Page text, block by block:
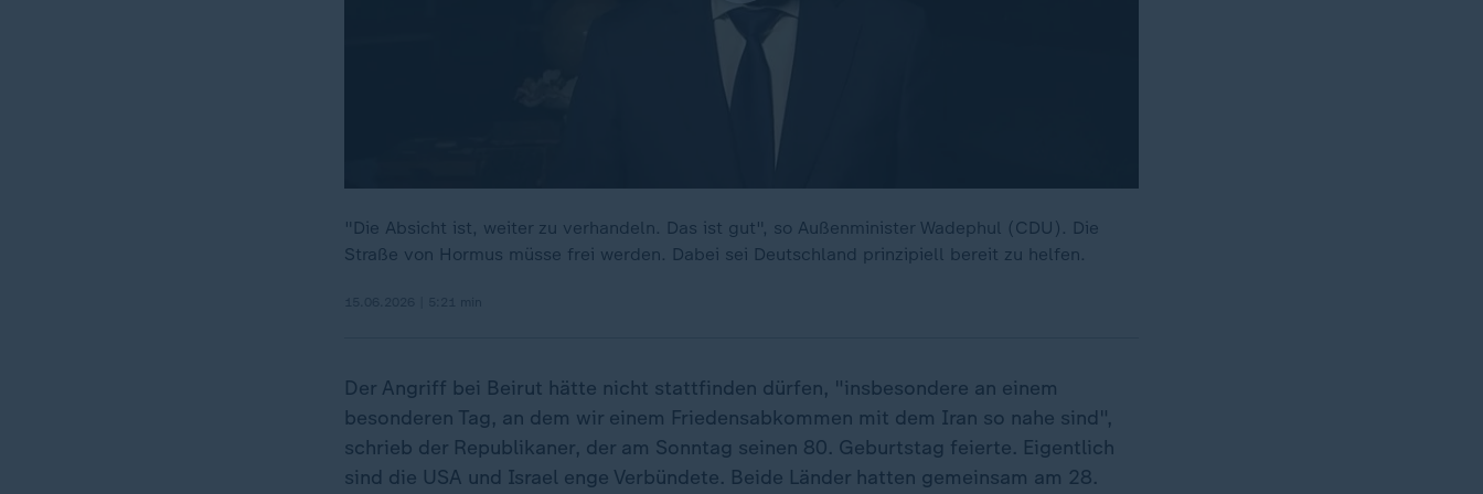
"Die Absicht ist, weiter zu verhandeln. Das ist gut", so Außenminister Wadephul (CDU). Die
Straße von Hormus müsse frei werden. Dabei sei Deutschland prinzipiell bereit zu helfen.
Der Angriff bei Beirut hätte nicht stattfinden dürfen, "insbesondere an einem
besonderen Tag, an dem wir einem Friedensabkommen mit dem Iran so nahe sind",
schrieb der Republikaner, der am Sonntag seinen 80. Geburtstag feierte. Eigentlich
sind die USA und Israel enge Verbündete. Beide Länder hatten gemeinsam am 28.